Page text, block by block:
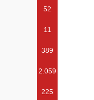
52
11
389
2.059
225